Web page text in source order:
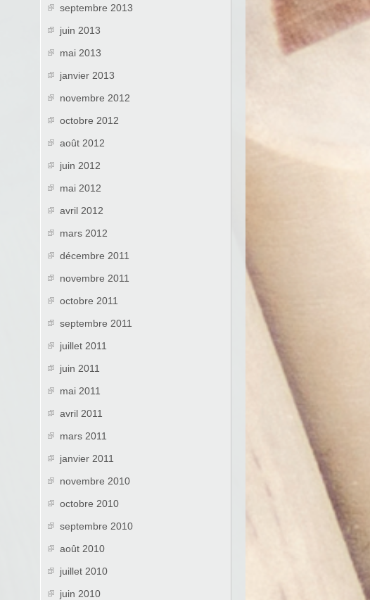
septembre 2013
juin 2013
mai 2013
janvier 2013
novembre 2012
octobre 2012
août 2012
juin 2012
mai 2012
avril 2012
mars 2012
décembre 2011
novembre 2011
octobre 2011
septembre 2011
juillet 2011
juin 2011
mai 2011
avril 2011
mars 2011
janvier 2011
novembre 2010
octobre 2010
septembre 2010
août 2010
juillet 2010
juin 2010